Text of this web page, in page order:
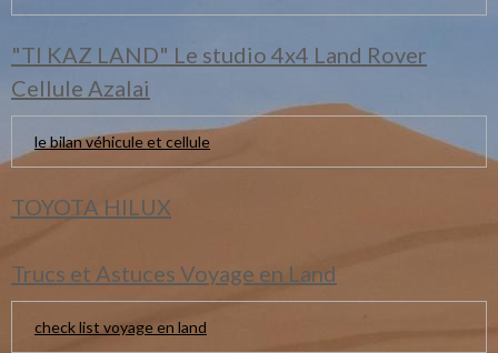
"TI KAZ LAND" Le studio 4x4 Land Rover
Cellule Azalai
le bilan véhicule et cellule
TOYOTA HILUX
Trucs et Astuces Voyage en Land
check list voyage en land